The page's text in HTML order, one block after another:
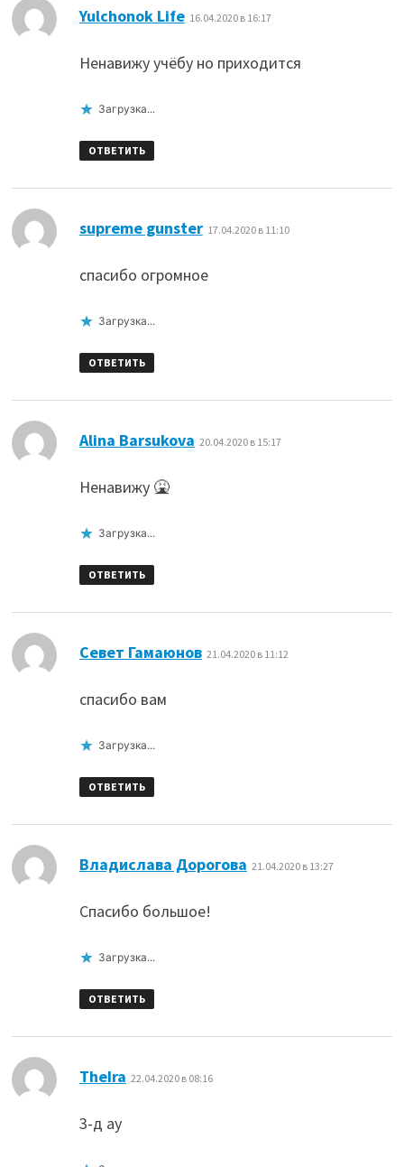
Yulchonok Life: 16.04.2020 в 16:17
Ненавижу учёбу но приходится
Загрузка...
ОТВЕТИТЬ
supreme gunster: 17.04.2020 в 11:10
спасибо огромное
Загрузка...
ОТВЕТИТЬ
Alina Barsukova 20.04.2020 в 15:17
Ненавижу 🤮
Загрузка...
ОТВЕТИТЬ
Севет Гамаюнов: 21.04.2020 в 11:12
спасибо вам
Загрузка...
ОТВЕТИТЬ
Владислава Дорогова 21.04.2020 в 13:27
Спасибо большое!
Загрузка...
ОТВЕТИТЬ
TheIra 22.04.2020 в 08:16
3-д ау